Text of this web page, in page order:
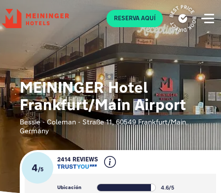
P RESERVA AQUÍ
MEININGER Hotel
Frankfurt/Main Airport
Bessie - Coleman - Straße 11, 60549 Frankfurt/Main,
Germany
4/5
2414 REVIEWS
Ubicación 4.6/5